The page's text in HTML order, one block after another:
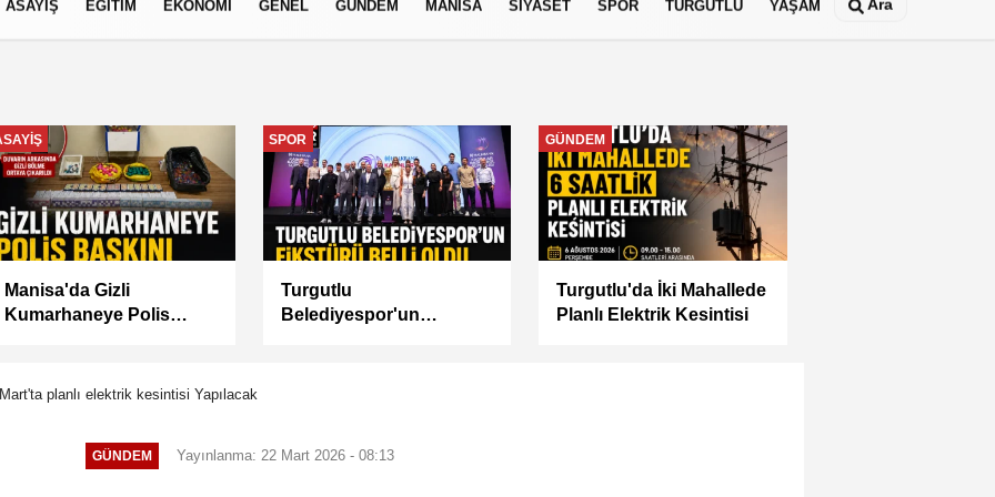
İlkeleri
ASAYİŞ EĞİTİM EKONOMİ GENEL GÜNDEM MANİSA SİYASET SPOR TURGUTLU YAŞAM Ara
Akademi Manisa’da
Eğitimler Başladı
MANİSA
BAŞKAN
BALABAN’DAN YEŞİL
MANİSA
Manisa Büyükşehir İle
“Mahallemde Şenlik Var”
planlı elektrik kesintisi Yapılacak
GÜNDEM Yayınlanma: 22 Mart 2026 - 08:13